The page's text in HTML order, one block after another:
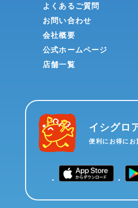
よくあるご質問
お問い合わせ
会社概要
公式ホームページ
店舗一覧
イシグロ
便利にお得にお